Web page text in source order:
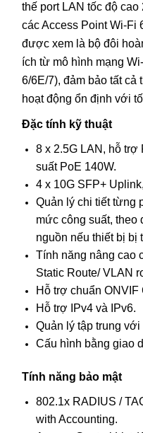
thế port LAN tốc độ
các Access Point Wi-
được xem là bộ đôi
ích từ mô hình mạng
6/6E/7), đảm bảo tất cả
hoạt động ổn định với
Đặc tính kỹ thuật
8 x 2.5G LAN, hỗ trợ
suất PoE 140W.
4 x 10G SFP+
Quản lý chi tiết từng
mức công suất, theo
nguồn nếu thiết bị bị
Tính năng nâng cao
Static Route/ VLAN
Hỗ trợ chuẩn ONVIF
Hỗ trợ IPv4 và IPv6.
Quản lý tập trung với
Cấu hình bằng giao
Tính năng bảo mật
802.1x RADIUS /
with Accounting.